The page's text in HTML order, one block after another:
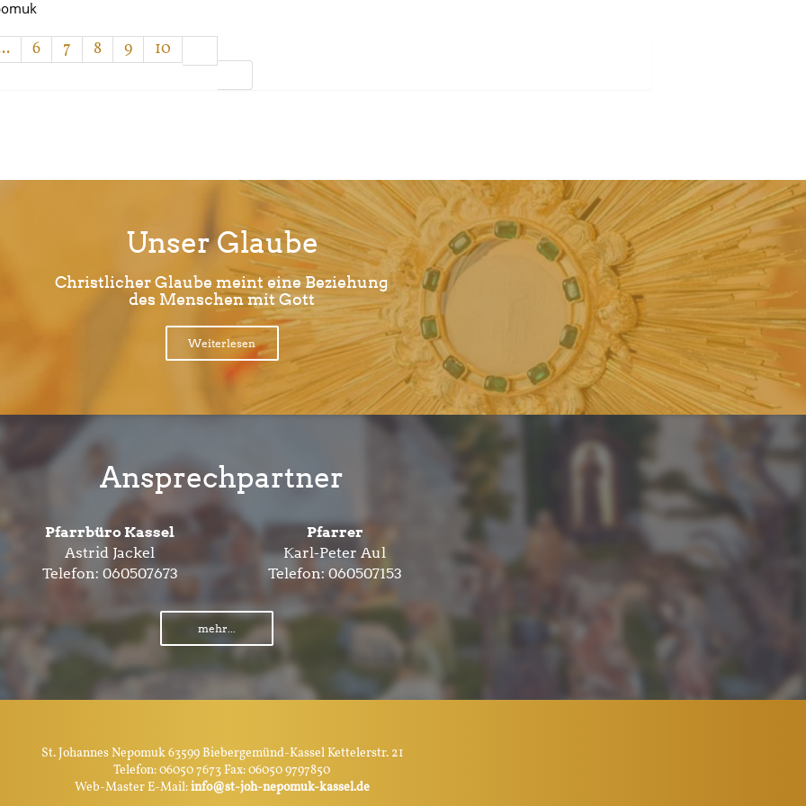
6 7 8 9 10
Unser Glaube
Christlicher Glaube meint eine Beziehung
des Menschen mit Gott
Weiterlesen
Ansprechpartner
Pfarrbüro Kassel
Astrid Jackel
Telefon: 060507673
Pfarrer
Karl-Peter Aul
Telefon:060507153
mehr...
St. Johannes Nepomuk 63599 Biebergemünd-Kassel Kettelerstr. 21
Telefon: 06050 7673 Fax: 06050 9797850
Web-Master E-Mail:info@st-joh-nepomuk-kassel.de